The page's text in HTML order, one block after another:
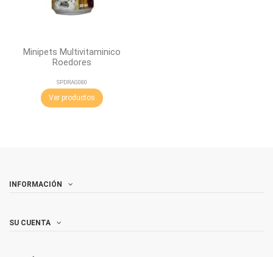
Minipets Multivitaminico
Roedores
SPDRAG080
Ver productos
INFORMACIÓN
SU CUENTA